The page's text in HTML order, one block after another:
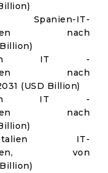
IT-
nach
IT -
nach
(USD Billion)
IT -
nach
IT-
von